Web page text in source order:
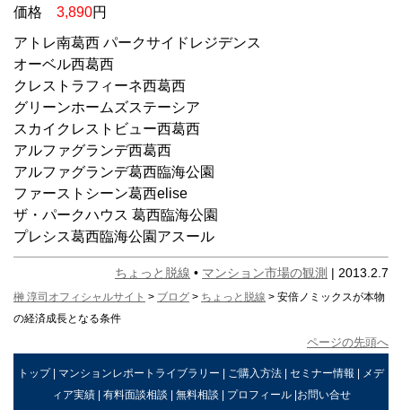
価格 3,890円
アトレ南葛西 パークサイドレジデンス
オーベル西葛西
クレストラフィーネ西葛西
グリーンホームズステーシア
スカイクレストビュー西葛西
アルファグランデ西葛西
アルファグランデ葛西臨海公園
ファーストシーン葛西elise
ザ・パークハウス 葛西臨海公園
プレシス葛西臨海公園アスール
ちょっと脱線 • マンション市場の観測 | 2013.2.7
榊 淳司オフィシャルサイト > ブログ > ちょっと脱線 > 安倍ノミックスが本物
の経済成長となる条件
ページの先頭へ
トップ| マンションレポートライブラリー ご購入方法 セミナー情報
メデ
ィア実績| 有料面談相談 無料相談 プロフィール| お問い合せ